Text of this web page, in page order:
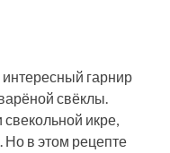
гарнир
свёклы.
икре,
Но в этом рецепте